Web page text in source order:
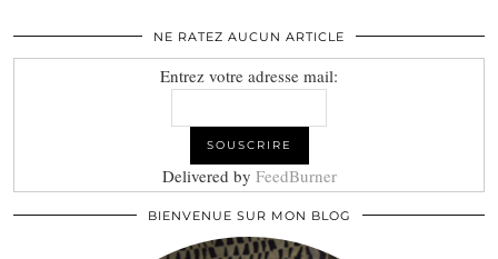
NE RATEZ AUCUN ARTICLE
Entrez votre adresse mail:
Delivered by FeedBurner
BIENVENUE SUR MON BLOG